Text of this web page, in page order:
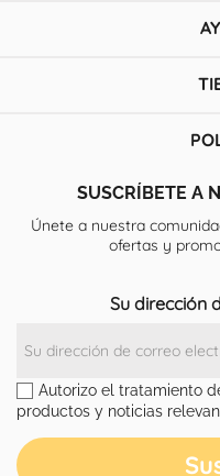
SUSCRÍBETE A
Únete a nuestra
ofertas y
Su dirección
Autorizo el tratamiento
productos y noticias